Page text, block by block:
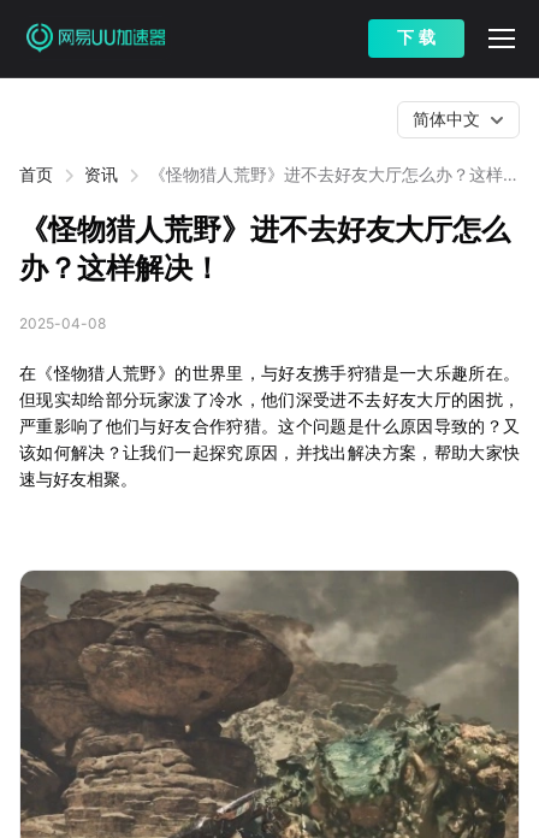
下 载
首页 资讯
《怪物猎人荒野》进不去好友大厅怎么办？这样解
简体中文
《怪物猎人荒野》进不去好友大厅怎么
办？这样解决！
2025-04-08
在《怪物猎人荒野》的世界里，与好友携手狩猎是一大乐趣所在。
但现实却给部分玩家泼了冷水，他们深受进不去好友大厅的困扰，
严重影响了他们与好友合作狩猎。这个问题是什么原因导致的？又
该如何解决？让我们一起探究原因，并找出解决方案，帮助大家快
速与好友相聚。